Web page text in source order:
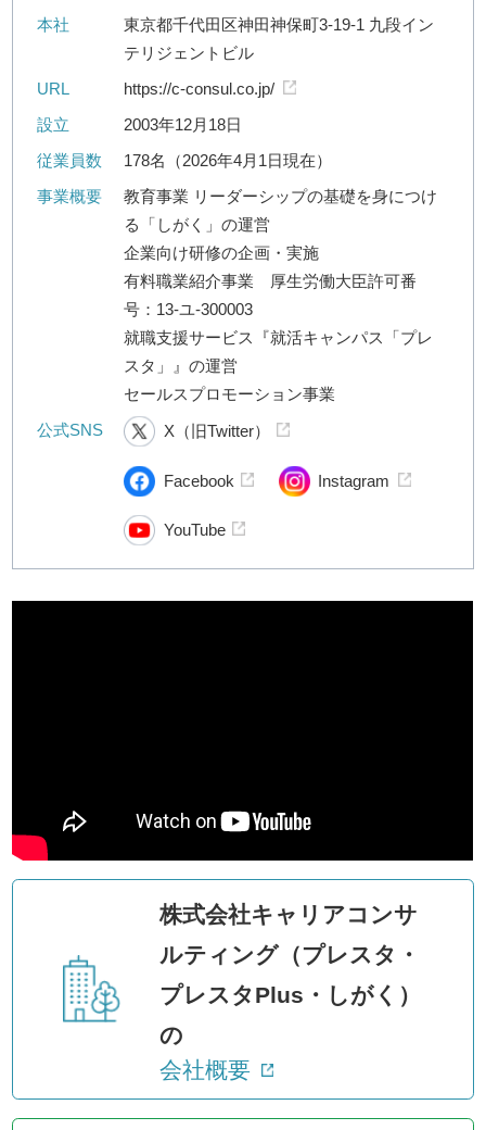
本社
東京都千代田区神田神保町3-19-1 九段イン
テリジェントビル
URL
https://c-consul.co.jp/
設立
2003年12月18日
従業員数
178名（2026年4月1日現在）
事業概要
教育事業 リーダーシップの基礎を身につけ
る「しがく」の運営
企業向け研修の企画・実施
有料職業紹介事業 厚生労働大臣許可番
号：13-ユ-300003
就職支援サービス『就活キャンパス「プレ
スタ」』の運営
セールスプロモーション事業
公式SNS
X（旧Twitter）
Facebook Instagram
YouTube
株式会社キャリアコンサ
ルティング（プレスタ・
プレスタPlus・しがく）
の
会社概要